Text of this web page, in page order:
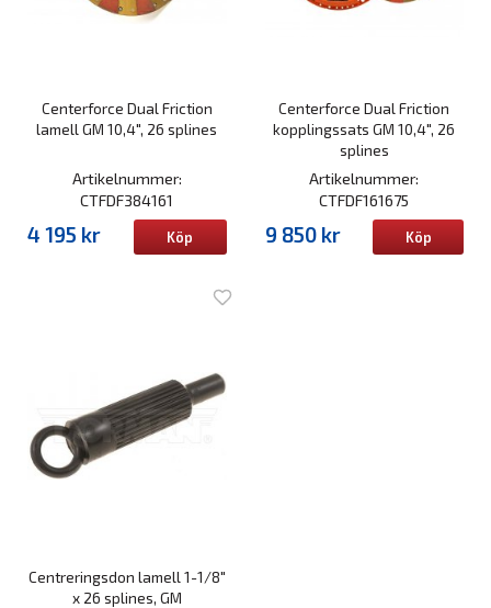
Centerforce Dual Friction
lamell GM 10,4", 26 splines
Artikelnummer:
CTFDF384161
4 195 kr Köp
Centerforce Dual Friction
kopplingssats GM 10,4", 26
splines
Artikelnummer:
CTFDF161675
9 850 kr Köp
Centreringsdon lamell 1-1/8"
x 26 splines, GM